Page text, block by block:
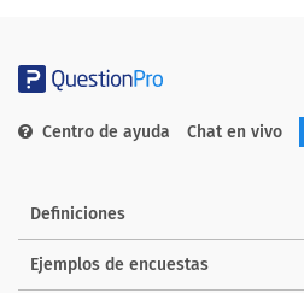
Centro de ayuda Chat en vivo
Definiciones
Ejemplos de encuestas